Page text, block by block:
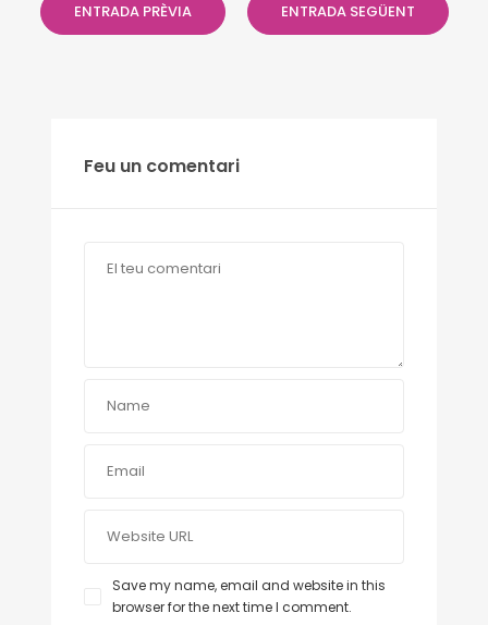
ENTRADA PRÈVIA ENTRADA SEGÜENT
Feu un comentari
Save my name, email and website in this
browser for the next time I comment.